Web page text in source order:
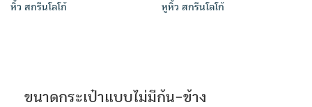
หิ้ว สกรีนโลโก้
หูหิ้ว สกรีนโลโก้
ขนาดกระเป๋าแบบไม่มีก้น-ข้าง